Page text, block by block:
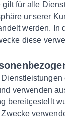
für alle
unserer
werden.
diese
verwenden
bereitgestellt